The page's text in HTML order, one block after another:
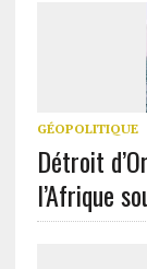
GÉOPOLITIQUE
Détroit
l’Afrique